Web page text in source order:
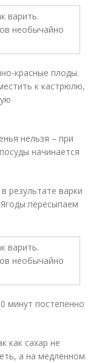
красные плоды.
к кастрюлю,
нельзя – при
начинается
результате варки
пересыпаем
минут постепенно
как сахар не
а на медленном